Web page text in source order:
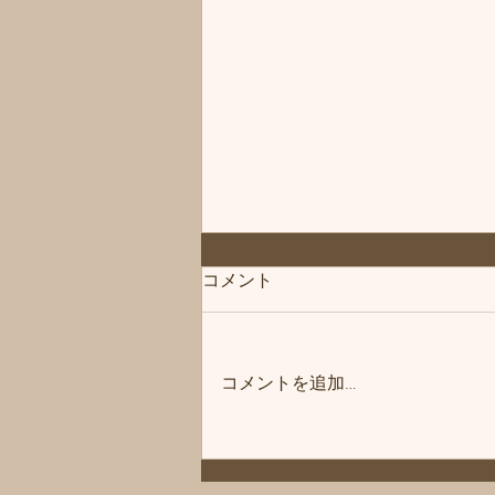
◆「お知らせ」練馬髪質改善
容院シフィ(sihui)
ロン/練馬美容室、練馬美容院シ
コメント
コメントを追加…